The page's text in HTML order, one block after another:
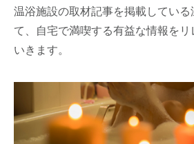
温浴施設の取材記事を掲載している
て、自宅で満喫する有益な情報を
いきます。